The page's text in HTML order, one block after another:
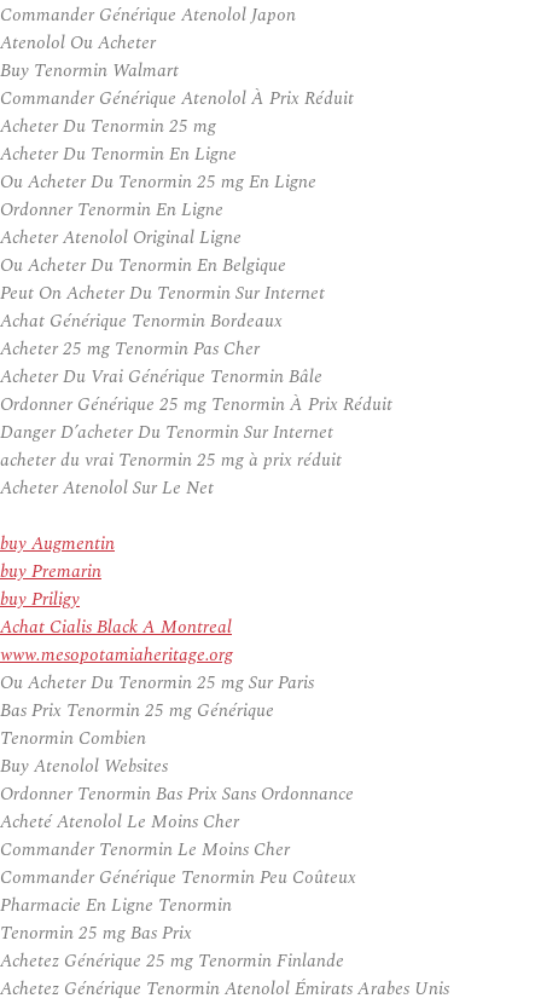
Commander Générique Atenolol Japon
Atenolol Ou Acheter
Buy Tenormin Walmart
Commander Générique Atenolol À Prix Réduit
Acheter Du Tenormin 25 mg
Acheter Du Tenormin En Ligne
Ou Acheter Du Tenormin 25 mg En Ligne
Ordonner Tenormin En Ligne
Acheter Atenolol Original Ligne
Ou Acheter Du Tenormin En Belgique
Peut On Acheter Du Tenormin Sur Internet
Achat Générique Tenormin Bordeaux
Acheter 25 mg Tenormin Pas Cher
Acheter Du Vrai Générique Tenormin Bâle
Ordonner Générique 25 mg Tenormin À Prix Réduit
Danger D’acheter Du Tenormin Sur Internet
acheter du vrai Tenormin 25 mg à prix réduit
Acheter Atenolol Sur Le Net
buy Augmentin
buy Premarin
buy Priligy
Achat Cialis Black A Montreal
www.mesopotamiaheritage.org
Ou Acheter Du Tenormin 25 mg Sur Paris
Bas Prix Tenormin 25 mg Générique
Tenormin Combien
Buy Atenolol Websites
Ordonner Tenormin Bas Prix Sans Ordonnance
Acheté Atenolol Le Moins Cher
Commander Tenormin Le Moins Cher
Commander Générique Tenormin Peu Coûteux
Pharmacie En Ligne Tenormin
Tenormin 25 mg Bas Prix
Achetez Générique 25 mg Tenormin Finlande
Achetez Générique Tenormin Atenolol Émirats Arabes Unis